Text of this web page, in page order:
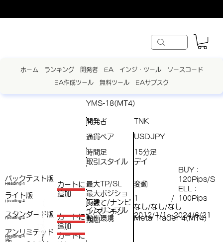
ホーム ランキング 開発者 EA インジ・ツール ソースコード
EA作成ツール 無料ツール EAサブスク
バックテスト版
スタンダード版
アンリミテッド
YMS-18(MT4)
開発者 TNK
最大ポジショ
ン数
1
Heading 4
​カートに
追加
税
込
Heading 4
​カートに
追加
Heading 4
税
​カートに
Heading 4
（
ライト版
通貨ペア USDJPY
取引スタイル デイ
最大TP/SL 変動
/
BUY：
120Pips/S
ELL：
100Pips
両建て/ナンピ
ン/マーチン
なし/なし/なし
インサンプル
期間
2012/1/1～2024/6/21
動作環境 Meta Trader 4(MT4)
時間足 15分足